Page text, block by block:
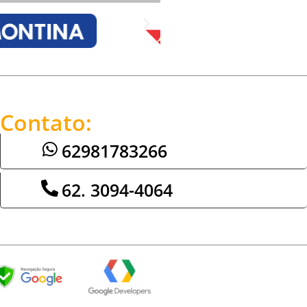
Contato:
62981783266
62. 3094-4064